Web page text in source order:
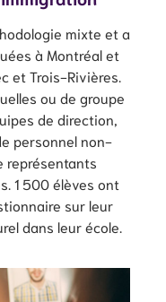
mixte et a
à Montréal et
et Trois-Rivières.
ou de groupe
de direction,
personnel non-
représentants
1 500 élèves ont
sur leur
dans leur école.